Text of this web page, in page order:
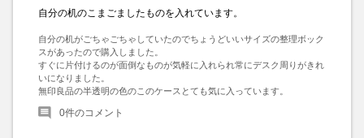
自分の机のこまごましたものを入れています。
自分の机がごちゃごちゃしていたのでちょうどいいサイズの整理ボック
スがあったので購入しました。
すぐに片付けるのが面倒なものが気軽に入れられ常にデスク周りがきれ
いになりました。
無印良品の半透明の色のこのケースとても気に入っています。
0件のコメント